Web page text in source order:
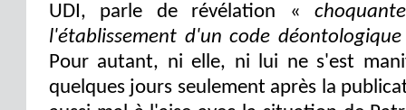
UDI, parle de révélation «
l'établissement d'un code
Pour autant, ni elle, ni lui ne s'est
quelques jours seulement après la